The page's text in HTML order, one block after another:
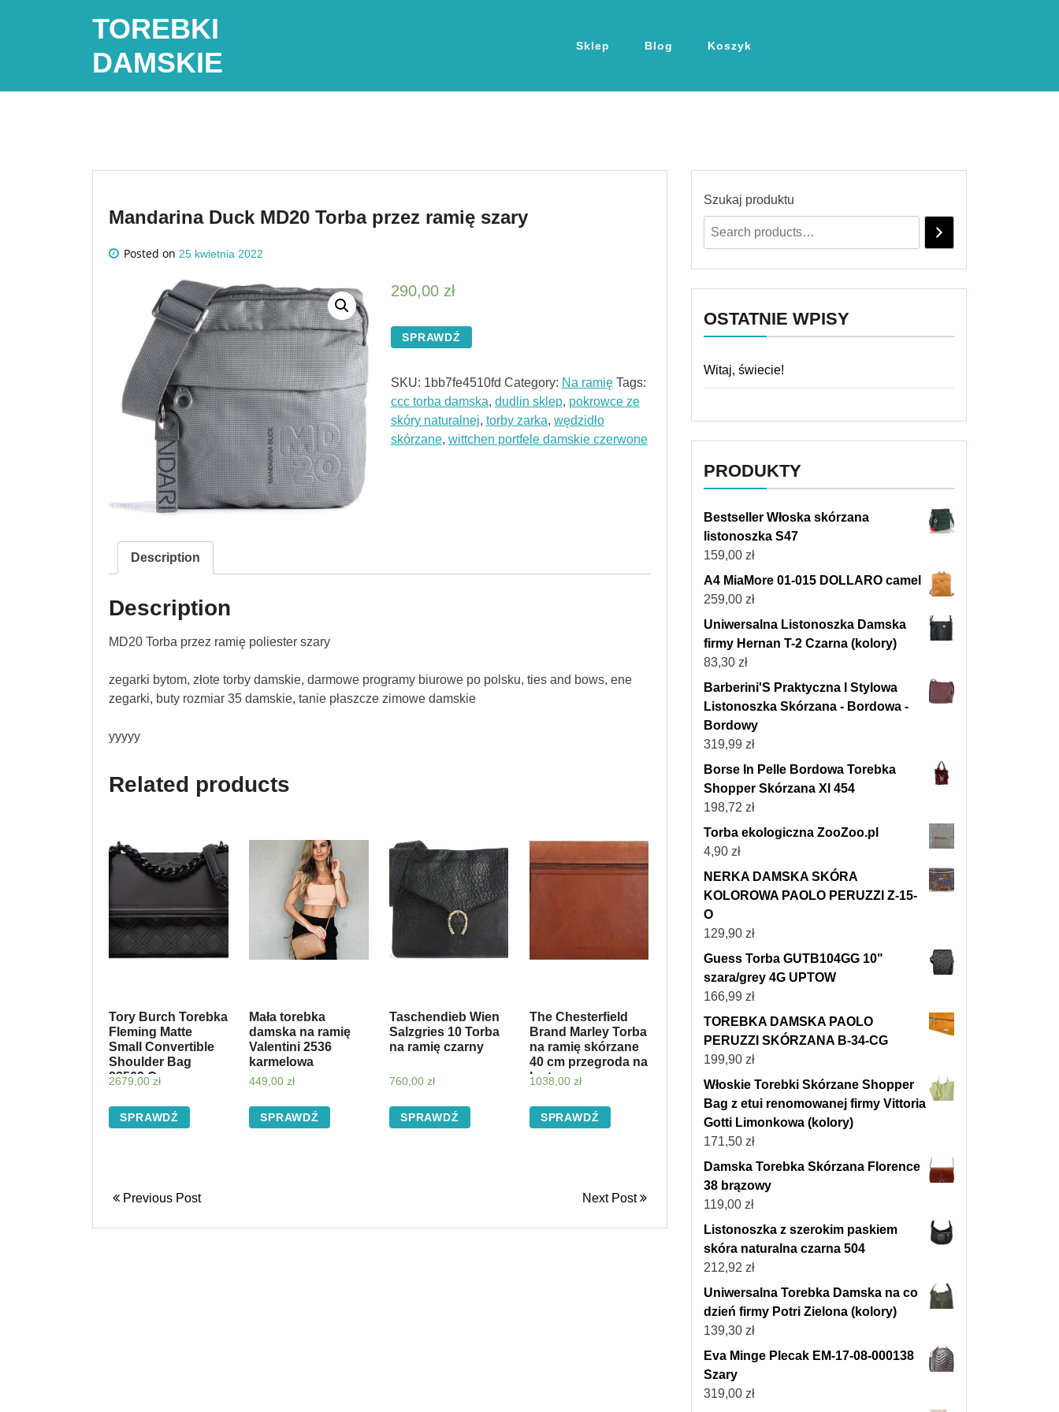
TOREBKI
DAMSKIE
Sklep Blog Koszyk
Mandarina Duck MD20 Torba przez ramię szary
Posted on 25 kwietnia 2022
290,00 zł
SPRAWDŹ
SKU: 1bb7fe4510fd Category: Na ramię Tags:
ccc torba damska, dudlin sklep, pokrowce ze
skóry naturalnej, torby zarka, wędzidło
skórzane, wittchen portfele damskie czerwone
Description
Description
MD20 Torba przez ramię poliester szary
zegarki bytom, złote torby damskie, darmowe programy biurowe po polsku, ties and bows, ene
zegarki, buty rozmiar 35 damskie, tanie płaszcze zimowe damskie
yyyyy
Related products
Tory Burch Torebka
Fleming Matte
Small Convertible
Shoulder Bag
82562 Czarny
2679,00 zł
SPRAWDŹ
Mała torebka
damska na ramię
Valentini 2536
karmelowa
449,00 zł
SPRAWDŹ
Taschendieb Wien
Salzgries 10 Torba
na ramię czarny
760,00 zł
SPRAWDŹ
The Chesterfield
Brand Marley Torba
na ramię skórzane
40 cm przegroda na
laptopa cognac
1038,00 zł
SPRAWDŹ
Previous Post Next Post
Szukaj produktu
OSTATNIE WPISY
Witaj, świecie!
PRODUKTY
Bestseller Włoska skórzana
listonoszka S47
159,00 zł
A4 MiaMore 01-015 DOLLARO camel
259,00 zł
Uniwersalna Listonoszka Damska
firmy Hernan T-2 Czarna (kolory)
83,30 zł
Barberini'S Praktyczna I Stylowa
Listonoszka Skórzana - Bordowa -
Bordowy
319,99 zł
Borse In Pelle Bordowa Torebka
Shopper Skórzana Xl 454
198,72 zł
Torba ekologiczna ZooZoo.pl
4,90 zł
NERKA DAMSKA SKÓRA
KOLOROWA PAOLO PERUZZI Z-15-
O
129,90 zł
Guess Torba GUTB104GG 10"
szara/grey 4G UPTOW
166,99 zł
TOREBKA DAMSKA PAOLO
PERUZZI SKÓRZANA B-34-CG
199,90 zł
Włoskie Torebki Skórzane Shopper
Bag z etui renomowanej firmy Vittoria
Gotti Limonkowa (kolory)
171,50 zł
Damska Torebka Skórzana Florence
38 brązowy
119,00 zł
Listonoszka z szerokim paskiem
skóra naturalna czarna 504
212,92 zł
Uniwersalna Torebka Damska na co
dzień firmy Potri Zielona (kolory)
139,30 zł
Eva Minge Plecak EM-17-08-000138
Szary
319,00 zł